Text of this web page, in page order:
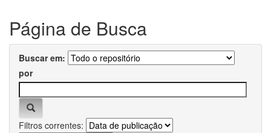
Página de Busca
Buscar em:
por
Filtros correntes: